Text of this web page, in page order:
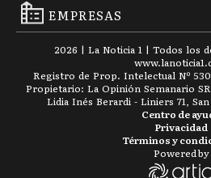
EMPRESAS
2026 | La Noticia 1 | Todos los
www.
Registro de Prop. Intelectual Nº
Propietario: La Opinión Semanario
Lidia Inés Berardi - Liniers 71,
Términos y
Privacidad
Centro de
Powered by